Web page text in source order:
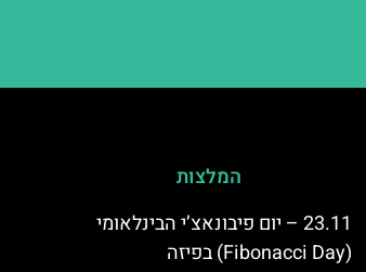
המלצות
23.11 – יום פיבונאצ’י הבינלאומי
(Fibonacci Day) בפיזה